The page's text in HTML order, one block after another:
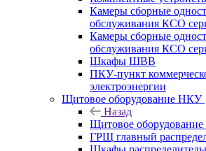
Камеры сборные
обслуживания КСО
Камеры сборные
обслуживания КСО
Шкафы ШВВ
ПКУ-пункт
электроэнергии
Щитовое оборудование НКУ
Назад
Щитовое
ГРЩ главный